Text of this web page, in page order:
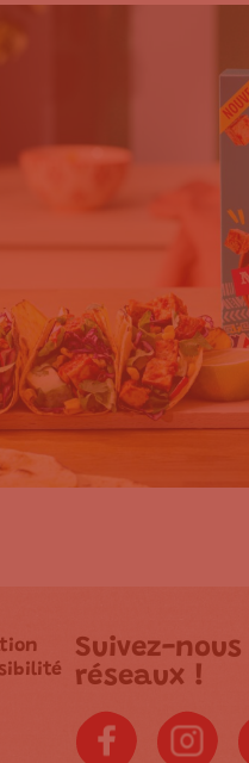
Suivez-
réseaux !